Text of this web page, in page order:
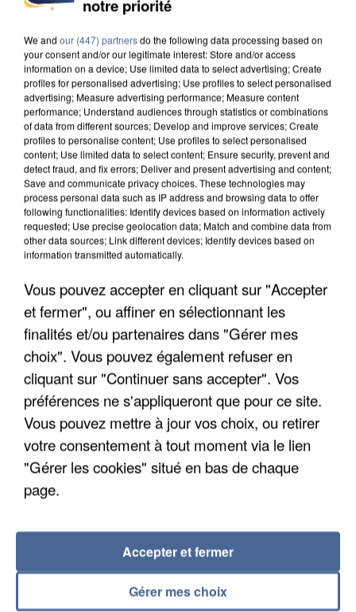
DE SOLIDARITÉ AVEC LES...
APRÈS TOUTES CES CANICULES, LES REFUGES
DE FAUNE SAUVAGE SONT...
L’UN DES FONDATEURS SUPPOSÉS DE LA DZ
notre priorité
We and our (447) partnersdo the following data processing based on
your consent and/or our legitimate interest: Store and/or access
information on a device; Use limited data to select advertising; Create
profiles for personalised advertising; Use profiles to select personalised
advertising; Measure advertising performance; Measure content
performance; Understand audiences through statistics or combinations
of data from different sources; Develop and improve services; Create
profiles to personalise content; Use profiles to select personalised
content; Use limited data to select content; Ensure security, prevent and
detect fraud, and fix errors; Deliver and present advertising and content;
Save and communicate privacy choices. These technologies may
process personal data such as IP address and browsing data to offer
following functionalities: Identify devices based on information actively
requested; Use precise geolocation data; Match and combine data from
other data sources; Link different devices; Identify devices based on
information transmitted automatically.
Vous pouvez accepter en cliquant sur "Accepter
et fermer", ou affiner en sélectionnant les
finalités et/ou partenaires dans "Gérer mes
choix". Vous pouvez également refuser en
cliquant sur "Continuer sans accepter". Vos
préférences ne s'appliqueront que pour ce site.
Vous pouvez mettre à jour vos choix, ou retirer
votre consentement à tout moment via le lien
"Gérer les cookies" situé en bas de chaque
page.
Gérer mes choix
Accepter et fermer